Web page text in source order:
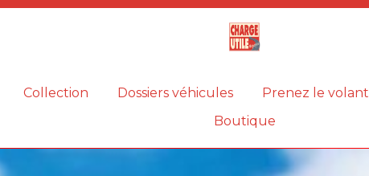
Collection Dossiers véhicules Prenez le volant
Boutique